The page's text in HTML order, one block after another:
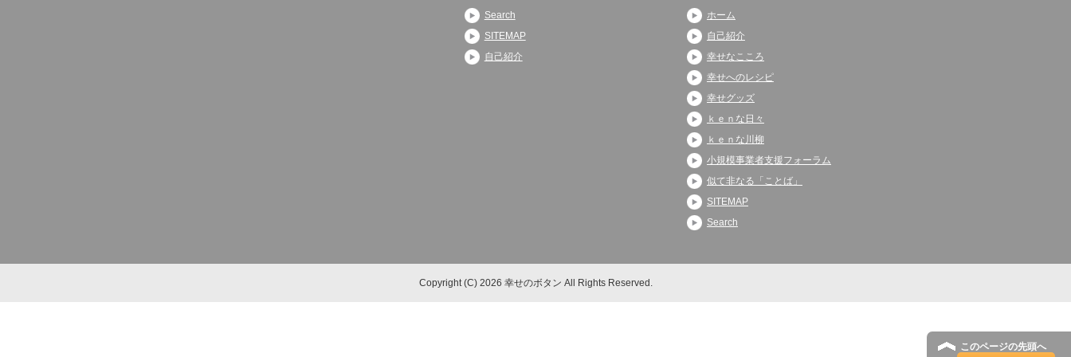
Search
SITEMAP
自己紹介
ホーム
自己紹介
幸せなこころ
幸せへのレシピ
幸せグッズ
ｋｅｎな日々
ｋｅｎな川柳
小規模事業者支援フォーラム
似て非なる「ことば」
SITEMAP
Search
Copyright (C) 2026 幸せのボタン All Rights Reserved.
このページの先頭へ